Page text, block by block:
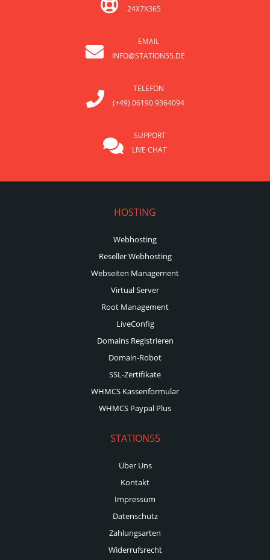
24X7X365
EMAIL
INFO@STATION55.DE
TELEFON
(+49) 06190 9364094
SUPPORT
LIVE CHAT
HOSTING
Webhosting
Reseller Webhosting
Webseiten Management
Virtual Server
Root Management
LiveConfig
Domains Registrieren
Domain-Robot
SSL-Zertifikate
WHMCS Kassenformular
WHMCS Paypal Plus
STATION55
Über Uns
Kontakt
Impressum
Datenschutz
Zahlungsarten
Widerrufsrecht